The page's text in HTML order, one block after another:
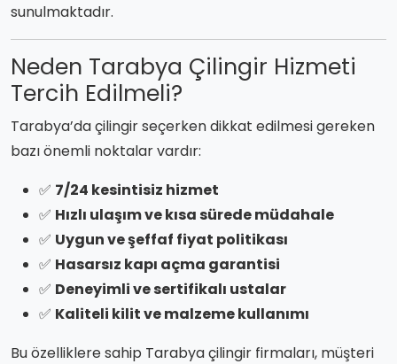
sunulmaktadır.
Neden Tarabya Çilingir Hizmeti
Tercih Edilmeli?
Tarabya’da çilingir seçerken dikkat edilmesi gereken
bazı önemli noktalar vardır:
✅ 7/24 kesintisiz hizmet
✅ Hızlı ulaşım ve kısa sürede müdahale
✅ Uygun ve şeffaf fiyat politikası
✅ Hasarsız kapı açma garantisi
✅ Deneyimli ve sertifikalı ustalar
✅ Kaliteli kilit ve malzeme kullanımı
Bu özelliklere sahip Tarabya çilingir firmaları, müşteri